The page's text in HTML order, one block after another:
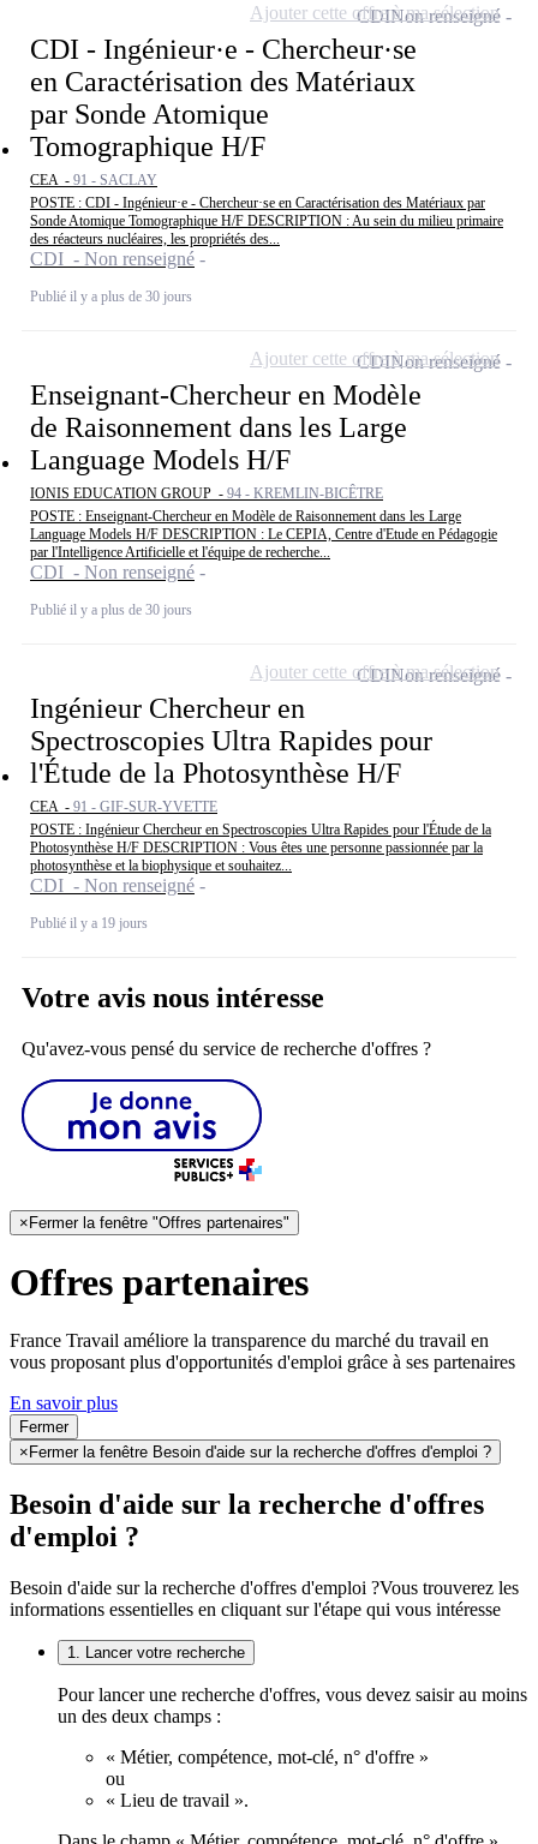
CDI - Ingénieur·e - Chercheur·se
en Caractérisation des Matériaux
par Sonde Atomique
Tomographique H/F
CEA - 91 - SACLAY
POSTE : CDI - Ingénieur·e - Chercheur·se en Caractérisation des Matériaux par
Sonde Atomique Tomographique H/F DESCRIPTION : Au sein du milieu primaire
des réacteurs nucléaires, les propriétés des...
CDI - Non renseigné
Publié il y a plus de 30 jours
CDINon renseigné
Ajouter cette offre à ma sélection
Enseignant-Chercheur en Modèle
de Raisonnement dans les Large
Language Models H/F
IONIS EDUCATION GROUP - 94 - KREMLIN-BICÊTRE
POSTE : Enseignant-Chercheur en Modèle de Raisonnement dans les Large
Language Models H/F DESCRIPTION : Le CEPIA, Centre d'Etude en Pédagogie
par l'Intelligence Artificielle et l'équipe de recherche...
CDI - Non renseigné
Publié il y a plus de 30 jours
CDINon renseigné
Ajouter cette offre à ma sélection
Ingénieur Chercheur en
Spectroscopies Ultra Rapides pour
l'Étude de la Photosynthèse H/F
CEA - 91 - GIF-SUR-YVETTE
POSTE : Ingénieur Chercheur en Spectroscopies Ultra Rapides pour l'Étude de la
Photosynthèse H/F DESCRIPTION : Vous êtes une personne passionnée par la
photosynthèse et la biophysique et souhaitez...
CDI - Non renseigné
Publié il y a 19 jours
CDINon renseigné
Ajouter cette offre à ma sélection
Votre avis nous intéresse
Qu'avez-vous pensé du service de recherche d'offres ?
×Fermer la fenêtre "Offres partenaires"
Offres partenaires
France Travail améliore la transparence du marché du travail en
vous proposant plus d'opportunités d'emploi grâce à ses partenaires
En savoir plus
Fermer
× Fermer la fenêtre Besoin d'aide sur la recherche d'offres d'emploi ?
Besoin d'aide sur la recherche d'offres
d'emploi ?
Besoin d'aide sur la recherche d'offres d'emploi ?Vous trouverez les
informations essentielles en cliquant sur l'étape qui vous intéresse
1. Lancer votre recherche
Pour lancer une recherche d'offres, vous devez saisir au moins
un des deux champs :
« Métier, compétence, mot-clé, n° d'offre »
ou
« Lieu de travail ».